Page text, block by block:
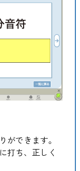
ができます。
打ち、正しく